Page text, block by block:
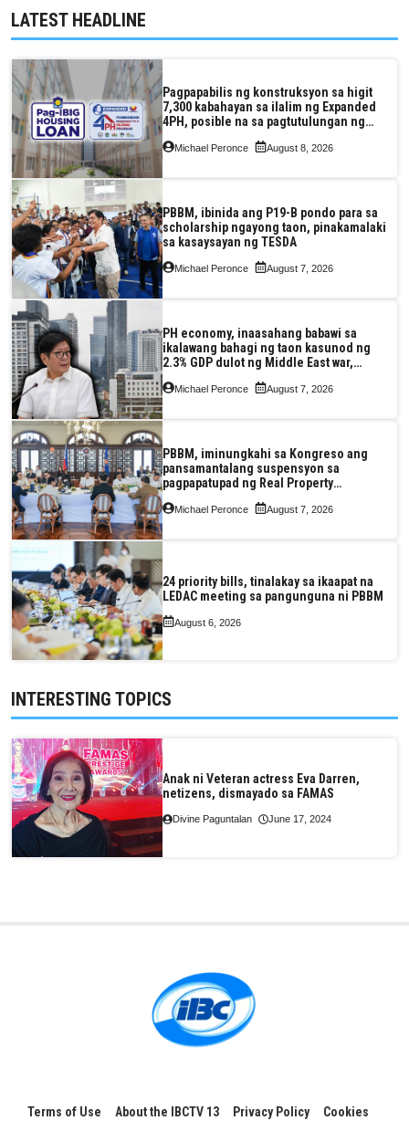
LATEST HEADLINE
Pagpapabilis ng konstruksyon sa higit
7,300 kabahayan sa ilalim ng Expanded
4PH, posible na sa pagtutulungan ng
Pag-IBIG at P.A. Alvarez
Michael Peronce August 8, 2026
PBBM, ibinida ang P19-B pondo para sa
scholarship ngayong taon, pinakamalaki
sa kasaysayan ng TESDA
Michael Peronce August 7, 2026
PH economy, inaasahang babawi sa
ikalawang bahagi ng taon kasunod ng
2.3% GDP dulot ng Middle East war,
pagkaantala ng public construction
Michael Peronce August 7, 2026
PBBM, iminungkahi sa Kongreso ang
pansamantalang suspensyon sa
pagpapatupad ng Real Property
Valuation and Assessment Reform Act
Michael Peronce August 7, 2026
24 priority bills, tinalakay sa ikaapat na
LEDAC meeting sa pangunguna ni PBBM
August 6, 2026
INTERESTING TOPICS
Anak ni Veteran actress Eva Darren,
netizens, dismayado sa FAMAS
Divine Paguntalan June 17, 2024
Terms of Use About the IBCTV 13 Privacy Policy Cookies